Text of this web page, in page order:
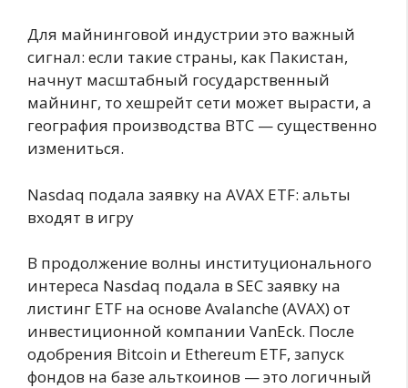
Для майнинговой индустрии это важный
сигнал: если такие страны, как Пакистан,
начнут масштабный государственный
майнинг, то хешрейт сети может вырасти, а
география производства BTC — существенно
измениться.
Nasdaq подала заявку на AVAX ETF: альты
входят в игру
В продолжение волны институционального
интереса Nasdaq подала в SEC заявку на
листинг ETF на основе Avalanche (AVAX) от
инвестиционной компании VanEck. После
одобрения Bitcoin и Ethereum ETF, запуск
фондов на базе альткоинов — это логичный